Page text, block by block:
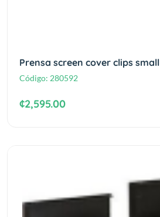
Prensa screen cover clips small
Código: 280592
¢2,595.00